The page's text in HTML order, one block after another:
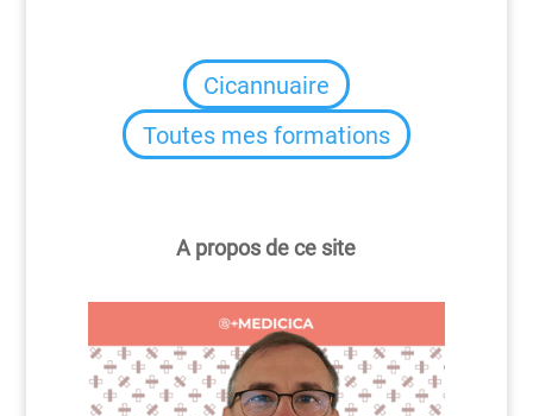
Cicannuaire
Toutes mes formations
A propos de ce site